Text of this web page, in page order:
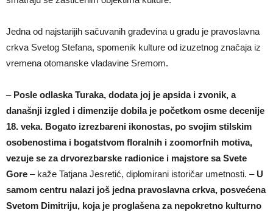
Jedna od najstarijih sačuvanih građevina u gradu je pravoslavna
crkva Svetog Stefana, spomenik kulture od izuzetnog značaja iz
vremena otomanske vladavine Sremom.
– Posle odlaska Turaka, dodata joj je apsida i zvonik, a
današnji izgled i dimenzije dobila je početkom osme decenije
18. veka. Bogato izrezbareni ikonostas, po svojim stilskim
osobenostima i bogatstvom floralnih i zoomorfnih motiva,
vezuje se za drvorezbarske radionice i majstore sa Svete
Gore – kaže Tatjana Jesretić, diplomirani istoričar umetnosti. – U
samom centru nalazi još jedna pravoslavna crkva, posvećena
Svetom Dimitriju, koja je proglašena za nepokretno kulturno